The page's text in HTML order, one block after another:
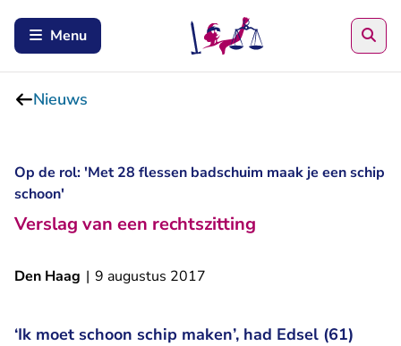
Menu
Nieuws
Op de rol: 'Met 28 flessen badschuim maak je een schip
schoon'
Verslag van een rechtszitting
Den Haag | 9 augustus 2017
‘Ik moet schoon schip maken’, had Edsel (61)